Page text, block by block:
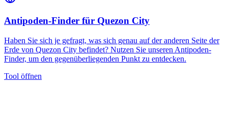
Antipoden-Finder für Quezon City
Haben Sie sich je gefragt, was sich genau auf der anderen Seite der
Erde von Quezon City befindet? Nutzen Sie unseren Antipoden-
Finder, um den gegenüberliegenden Punkt zu entdecken.
Tool öffnen